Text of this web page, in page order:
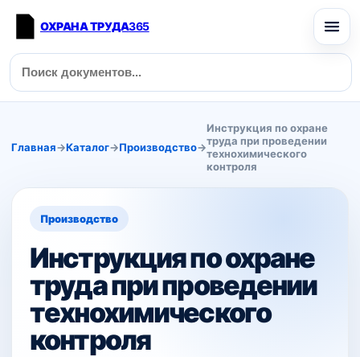
ОХРАНА ТРУДА365
Главная→Каталог→Производство→
Инструкция по охране
труда при проведении
технохимического
контроля
Производство
Инструкция по охране
труда при проведении
технохимического
контроля